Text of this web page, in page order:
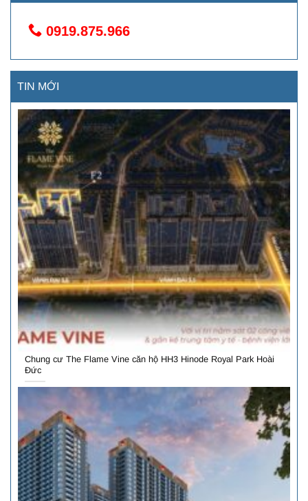
0919.875.966
TIN MỚI
Chung cư The Flame Vine căn hộ HH3 Hinode Royal Park Hoài
Đức